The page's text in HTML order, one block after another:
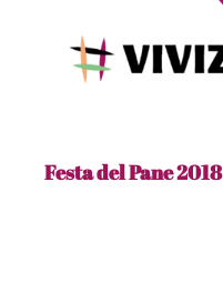
Festa del Pane 2018